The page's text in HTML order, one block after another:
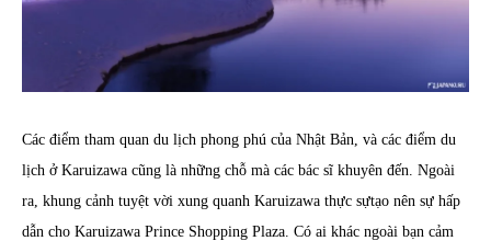
Các điểm tham quan du lịch phong phú của Nhật Bản, và các điểm du
lịch ở Karuizawa cũng là những chỗ mà các bác sĩ khuyên đến. Ngoài
ra, khung cảnh tuyệt vời xung quanh Karuizawa thực sựtạo nên sự hấp
dẫn cho Karuizawa Prince Shopping Plaza. Có ai khác ngoài bạn cảm